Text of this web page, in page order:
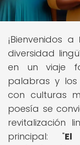
¡Bienvenidos a
diversidad
en un viaje
palabras y
con culturas
poesía se
revitalización
principal: "